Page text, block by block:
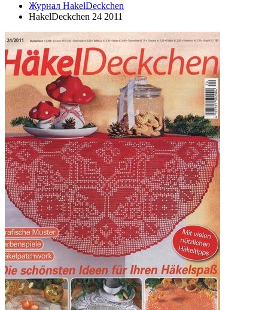
Журнал HakelDeckchen
HakelDeckchen 24 2011